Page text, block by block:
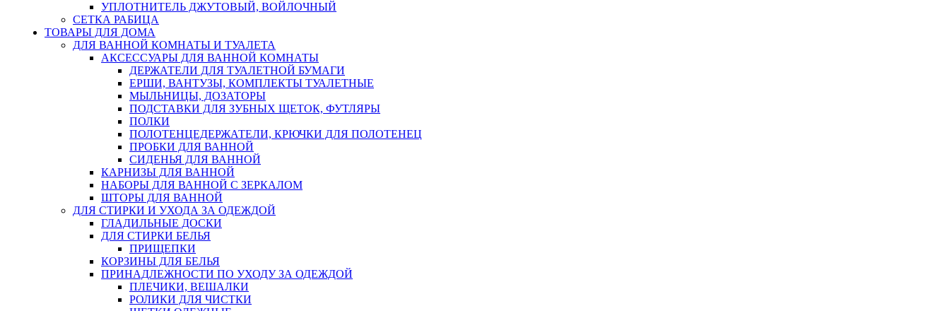
УПЛОТНИТЕЛЬ ДЖУТОВЫЙ, ВОЙЛОЧНЫЙ
СЕТКА РАБИЦА
ТОВАРЫ ДЛЯ ДОМА
ДЛЯ ВАННОЙ КОМНАТЫ И ТУАЛЕТА
АКСЕССУАРЫ ДЛЯ ВАННОЙ КОМНАТЫ
ДЕРЖАТЕЛИ ДЛЯ ТУАЛЕТНОЙ БУМАГИ
ЕРШИ, ВАНТУЗЫ, КОМПЛЕКТЫ ТУАЛЕТНЫЕ
МЫЛЬНИЦЫ, ДОЗАТОРЫ
ПОДСТАВКИ ДЛЯ ЗУБНЫХ ЩЕТОК, ФУТЛЯРЫ
ПОЛКИ
ПОЛОТЕНЦЕДЕРЖАТЕЛИ, КРЮЧКИ ДЛЯ ПОЛОТЕНЕЦ
ПРОБКИ ДЛЯ ВАННОЙ
СИДЕНЬЯ ДЛЯ ВАННОЙ
КАРНИЗЫ ДЛЯ ВАННОЙ
НАБОРЫ ДЛЯ ВАННОЙ С ЗЕРКАЛОМ
ШТОРЫ ДЛЯ ВАННОЙ
ДЛЯ СТИРКИ И УХОДА ЗА ОДЕЖДОЙ
ГЛАДИЛЬНЫЕ ДОСКИ
ДЛЯ СТИРКИ БЕЛЬЯ
ПРИЩЕПКИ
КОРЗИНЫ ДЛЯ БЕЛЬЯ
ПРИНАДЛЕЖНОСТИ ПО УХОДУ ЗА ОДЕЖДОЙ
ПЛЕЧИКИ, ВЕШАЛКИ
РОЛИКИ ДЛЯ ЧИСТКИ